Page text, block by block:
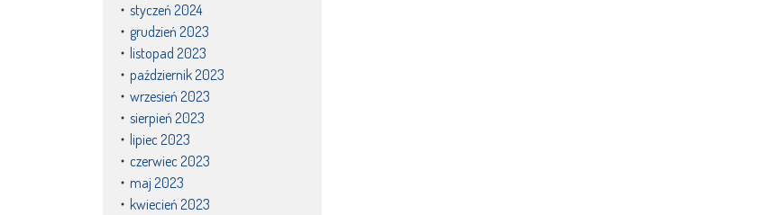
styczeń 2024
grudzień 2023
listopad 2023
październik 2023
wrzesień 2023
sierpień 2023
lipiec 2023
czerwiec 2023
maj 2023
kwiecień 2023